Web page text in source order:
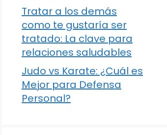
Tratar a los demás
como te gustaría ser
tratado: La clave para
relaciones saludables
Judo vs Karate: ¿Cuál es
Mejor para Defensa
Personal?